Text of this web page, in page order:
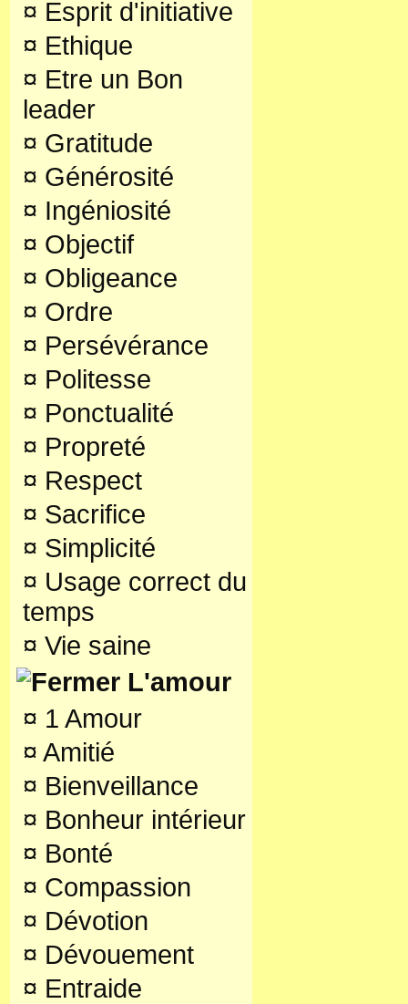
¤ Esprit d'initiative
¤ Ethique
¤ Etre un Bon
leader
¤ Gratitude
¤ Générosité
¤ Ingéniosité
¤ Objectif
¤ Obligeance
¤ Ordre
¤ Persévérance
¤ Politesse
¤ Ponctualité
¤ Propreté
¤ Respect
¤ Sacrifice
¤ Simplicité
¤ Usage correct du
temps
¤ Vie saine
L'amour
¤ 1 Amour
¤ Amitié
¤ Bienveillance
¤ Bonheur intérieur
¤ Bonté
¤ Compassion
¤ Dévotion
¤ Dévouement
¤ Entraide